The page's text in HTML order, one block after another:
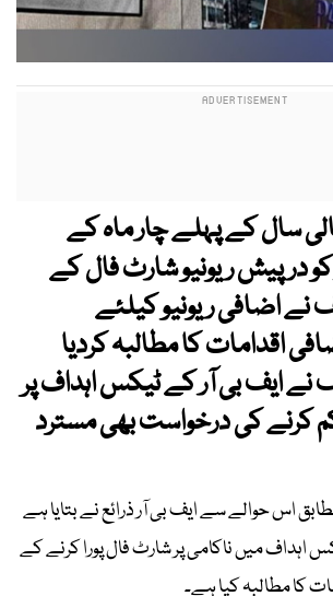
سال کے پہلے چار ماہ کے
کو درپیش ریونیو شارٹ فال کے
نے اضافی ریونیو کیلئے
اقدامات کا مطالبہ کردیا
نے ایف بی آر کے ٹیکس اہداف پر
کرنے کی درخواست بھی مسترد
اس حوالے سے ایف بی آر ذرائع نے بتایا ہے
اہداف میں ناکامی پر شارٹ فال پورا کرنے کے
کا مطالبہ کیا ہے۔